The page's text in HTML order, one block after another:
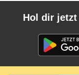
Hol dir jetzt